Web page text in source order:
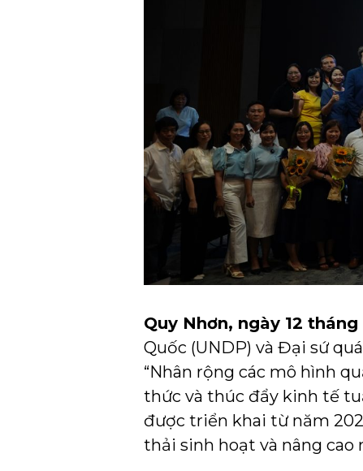
Quy Nhơn, ngày 12
Quốc (UNDP) và Đại sứ
“Nhân rộng các mô hình
thức và thúc đẩy kinh tế
được triển khai từ năm
thải sinh hoạt và nâng